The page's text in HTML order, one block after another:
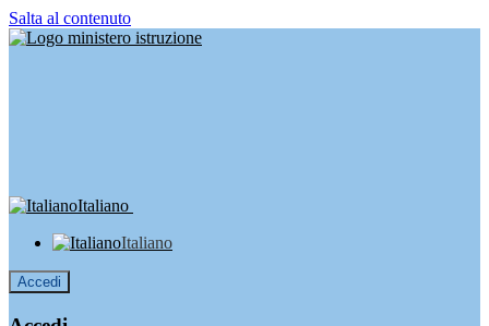
Salta al contenuto
Italiano
Italiano
Accedi